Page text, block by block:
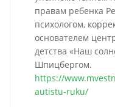
правам ребенка
психологом,
основателем
детства «Наш
Шпицбергом.
https://
autistu-ruku/